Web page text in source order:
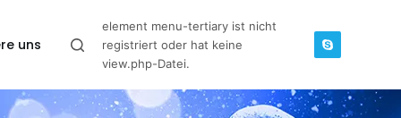
uns
element menu-tertiary ist nicht
registriert oder hat keine
view.php-Datei.